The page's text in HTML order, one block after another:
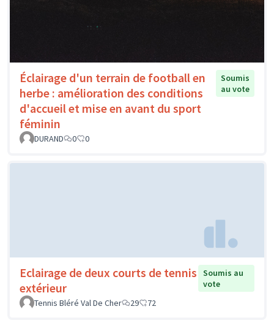
Éclairage d'un terrain de football en
herbe : amélioration des conditions
d'accueil et mise en avant du sport
féminin
Soumis
au vote
DURAND 0 0
Eclairage de deux courts de tennis
extérieur
Soumis au
vote
Tennis Bléré Val De Cher
29 72